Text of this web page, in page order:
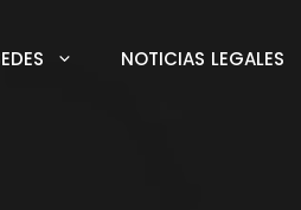
NOTICIAS LEGALES